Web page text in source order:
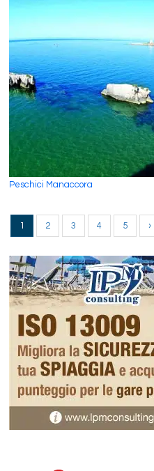
Peschici Manaccora
1 2 3 4 5 ›